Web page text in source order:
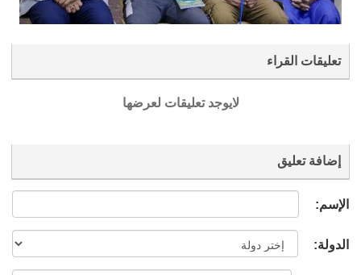
تعليقات القراء
لايوجد تعليقات لعرضها
إضافة تعليق
الإسم:
الدولة: